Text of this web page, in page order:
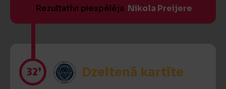
Rezultatīvi piespēlēja Nikola Preijere
32’ Dzeltenā kartīte